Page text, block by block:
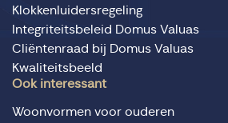
Klokkenluidersregeling
Integriteitsbeleid Domus Valuas
Cliëntenraad bij Domus Valuas
Kwaliteitsbeeld
Ook interessant
Woonvormen voor ouderen